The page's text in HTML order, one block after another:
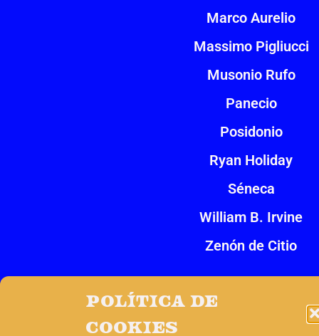
Política de
cookies
Marco Aurelio
Massimo Pigliucci
Musonio Rufo
Panecio
Posidonio
Ryan Holiday
Séneca
William B. Irvine
Zenón de Citio
Impulsado porTres Barbas